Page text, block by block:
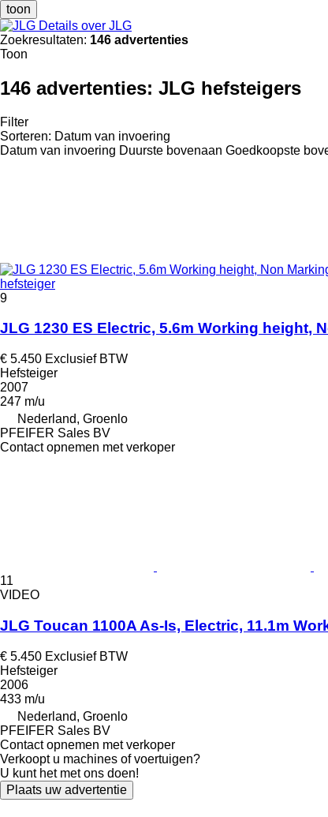
toon
Details over JLG
Zoekresultaten: 146 advertenties
Toon
146 advertenties: JLG hefsteigers
Filter
Sorteren: Datum van invoering
Datum van invoering Duurste bovenaan Goedkoopste
hefsteiger
9
JLG 1230 ES Electric, 5.6m Working height,
€ 5.450 Exclusief BTW
Hefsteiger
2007
247 m/u
Nederland, Groenlo
PFEIFER Sales BV
Contact opnemen met verkoper
11
VIDEO
JLG Toucan 1100A As-Is, Electric, 11.1m
€ 5.450 Exclusief BTW
Hefsteiger
2006
433 m/u
Nederland, Groenlo
PFEIFER Sales BV
Contact opnemen met verkoper
Verkoopt u machines of voertuigen?
U kunt het met ons doen!
Plaats uw advertentie